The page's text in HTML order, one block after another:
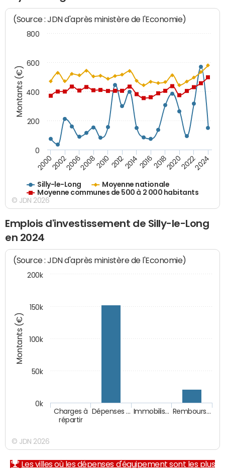
Montants (€)
(Source : JDN d'après ministère de l'Economie)
Silly-le-Long
Moyenne nationale
Moyenne communes de 500 à 2 000 habitants
20002002200620082010 2012201420162018202020222024
0
200
400
600
800
© JDN 2026
Emplois d'investissement de Silly-le-Long
en 2024
Montants (€)
(Source : JDN d'après ministère de l'Economie)
Charges à
répartir
Dépenses … Immobilis… Rembours…
0k
50k
100k
150k
200k
© JDN 2026
Les villes où les dépenses d'équipement sont les plus